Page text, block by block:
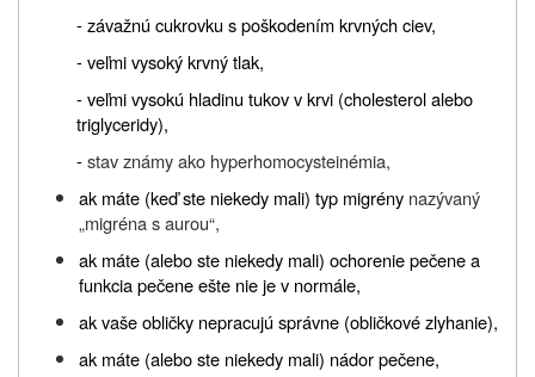
- závažnú cukrovku s poškodením krvných ciev,
- veľmi vysoký krvný tlak,
- veľmi vysokú hladinu tukov v krvi (cholesterol alebo
triglyceridy),
- stav známy ako hyperhomocysteinémia,
ak máte (keď ste niekedy mali) typ migrény nazývaný
„migréna s aurou“,
ak máte (alebo ste niekedy mali) ochorenie pečene a
funkcia pečene ešte nie je v normále,
ak vaše obličky nepracujú správne (obličkové zlyhanie),
ak máte (alebo ste niekedy mali) nádor pečene,